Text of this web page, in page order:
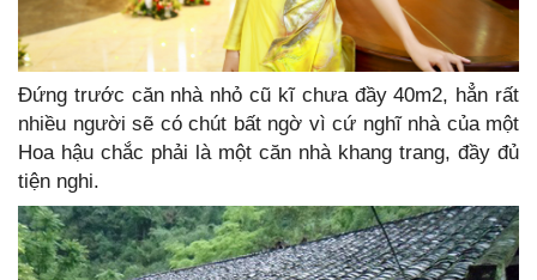
Đứng trước căn nhà nhỏ cũ kĩ chưa đầy 40m2, hẳn rất
nhiều người sẽ có chút bất ngờ vì cứ nghĩ nhà của một
Hoa hậu chắc phải là một căn nhà khang trang, đầy đủ
tiện nghi.